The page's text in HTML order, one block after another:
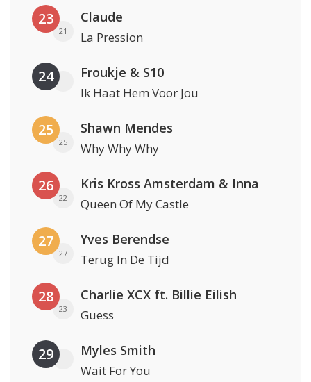
23
21
Claude
La Pression
24 Froukje & S10
Ik Haat Hem Voor Jou
25
25
Shawn Mendes
Why Why Why
26
22
Kris Kross Amsterdam & Inna
Queen Of My Castle
27
27
Yves Berendse
Terug In De Tijd
28
23
Charlie XCX ft. Billie Eilish
Guess
29 Myles Smith
Wait For You